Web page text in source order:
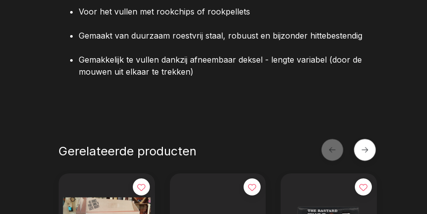
Voor het vullen met rookchips of rookpellets
Gemaakt van duurzaam roestvrij staal, robuust en bijzonder hittebestendig
Gemakkelijk te vullen dankzij afneembaar deksel - lengte variabel (door de
mouwen uit elkaar te trekken)
Gerelateerde producten